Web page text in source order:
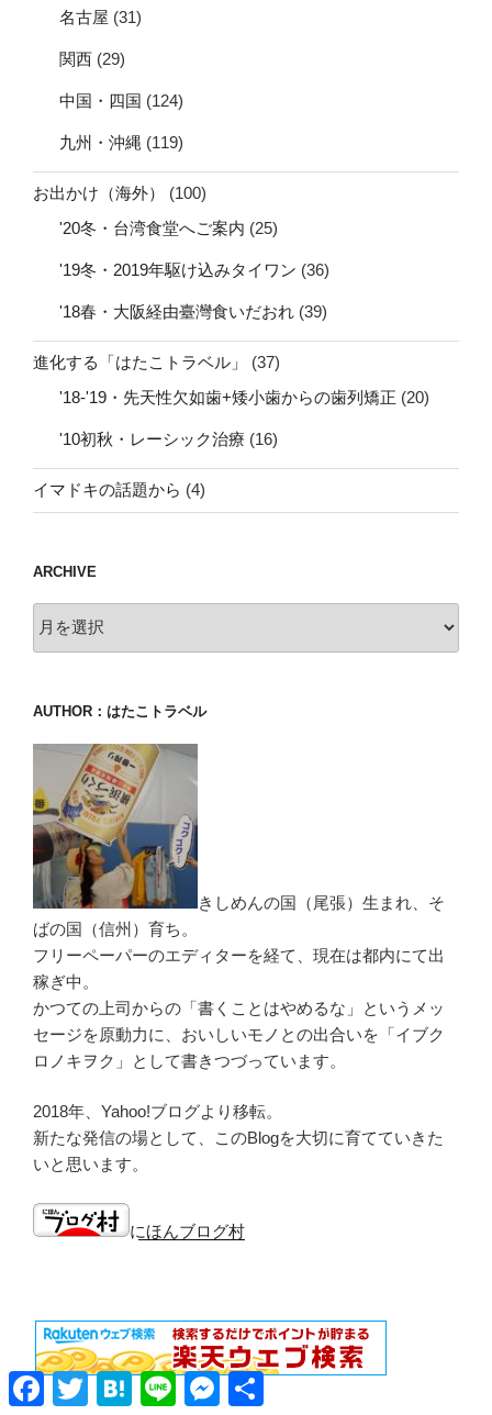
名古屋 (31)
関西 (29)
中国・四国 (124)
九州・沖縄 (119)
お出かけ（海外）
(100)
'20冬・台湾食堂へご案内 (25)
'19冬・2019年駆け込みタイワン (36)
'18春・大阪経由臺灣食いだおれ (39)
進化する「はたこトラベル」
(37)
'18-'19・先天性欠如歯+矮小歯からの歯列矯正 (20)
'10初秋・レーシック治療 (16)
イマドキの話題から (4)
ARCHIVE
AUTHOR：はたこトラベル
きしめんの国（尾張）生まれ、そ
ばの国（信州）育ち。
フリーペーパーのエディターを経て、現在は都内にて出
稼ぎ中。
かつての上司からの「書くことはやめるな」というメッ
セージを原動力に、おいしいモノとの出合いを「イブク
ロノキヲク」として書きつづっています。
2018年、Yahoo!ブログより移転。
新たな発信の場として、このBlogを大切に育てていきた
いと思います。
にほんブログ村
Facebook
TwitterHatenaLine Messenger
共